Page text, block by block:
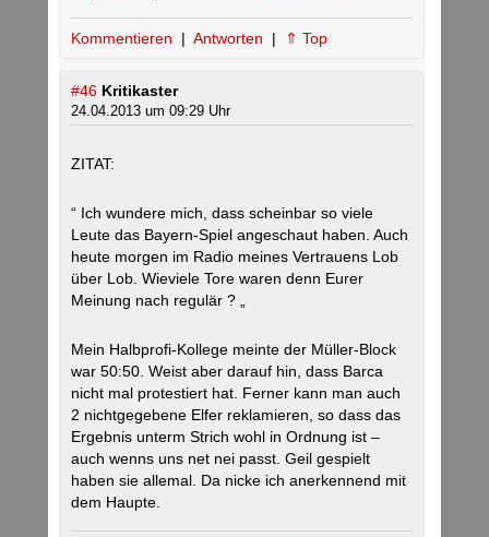
Kommentieren | Antworten | ⇑ Top
#46 Kritikaster
24.04.2013 um 09:29 Uhr
ZITAT:
“ Ich wundere mich, dass scheinbar so viele
Leute das Bayern-Spiel angeschaut haben. Auch
heute morgen im Radio meines Vertrauens Lob
über Lob. Wieviele Tore waren denn Eurer
Meinung nach regulär ? „
Mein Halbprofi-Kollege meinte der Müller-Block
war 50:50. Weist aber darauf hin, dass Barca
nicht mal protestiert hat. Ferner kann man auch
2 nichtgegebene Elfer reklamieren, so dass das
Ergebnis unterm Strich wohl in Ordnung ist –
auch wenns uns net nei passt. Geil gespielt
haben sie allemal. Da nicke ich anerkennend mit
dem Haupte.